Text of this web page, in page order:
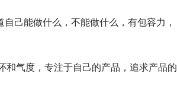
己能做什么，不能做什么，有包容力，
气度，专注于自己的产品，追求产品的